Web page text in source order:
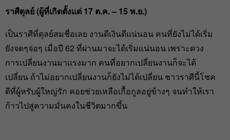
ราศีตุลย์ (ผู้ที่เกิดตั้งแต่ 17 ต.ค. – 15 พ.ย.)
เป็นราศีที่ตุลย์สมชื่อเลย งานดีเงินดีแน่นอน คนที่ยังไม่ได้เริ่ม
ยังจดๆจ่อๆ เมื่อปี 62 ที่ผ่านมาจะได้เริ่มแน่นอน เพราะดวง
การเปลี่ยนงานมาแรงมาก คนที่อยากเปลี่ยนงานก็จะได้
เปลี่ยน ถ้าไม่อยากเปลี่ยนงานก็ยังไม่ได้เปลี่ยน ชาวราศีนี้โชค
ดีที่ผู้หรับผู้ใหญ่รัก คอยช่วยเหลือเกื้อกูลอยู่ข้างๆ จนทำให้เรา
ก้าวไปสู่ความมั่นคงในชีวิตมากขึ้น